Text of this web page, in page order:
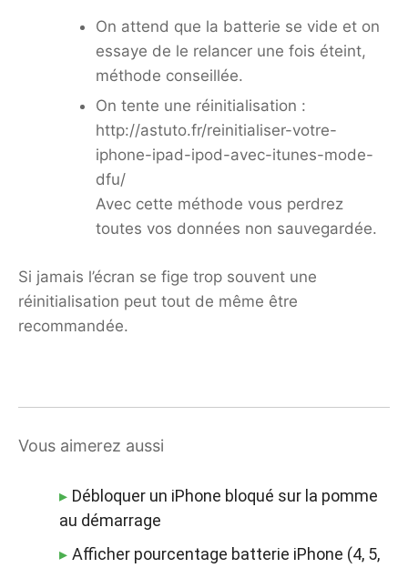
On attend que la batterie se vide et on
essaye de le relancer une fois éteint,
méthode conseillée.
On tente une réinitialisation :
http://astuto.fr/reinitialiser-votre-
iphone-ipad-ipod-avec-itunes-mode-
dfu/
Avec cette méthode vous perdrez
toutes vos données non sauvegardée.
Si jamais l’écran se fige trop souvent une
réinitialisation peut tout de même être
recommandée.
Vous aimerez aussi
Débloquer un iPhone bloqué sur la pomme
au démarrage
Afficher pourcentage batterie iPhone (4, 5,